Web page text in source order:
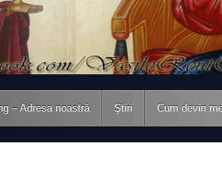
– Adresa noastră Ştiri Cum devin